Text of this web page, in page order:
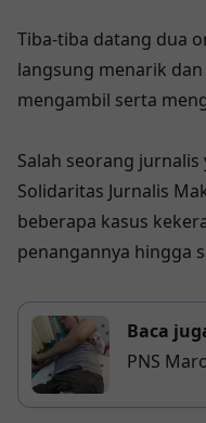
Tiba-tiba datang dua
langsung menarik
mengambil serta
Salah seorang
Solidaritas Jurnalis
beberapa kasus
penangannya hingga
Baca
PNS